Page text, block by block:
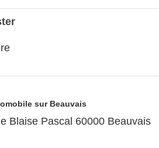
sur Beauvais
Blaise Pascal 60000 Beauvais